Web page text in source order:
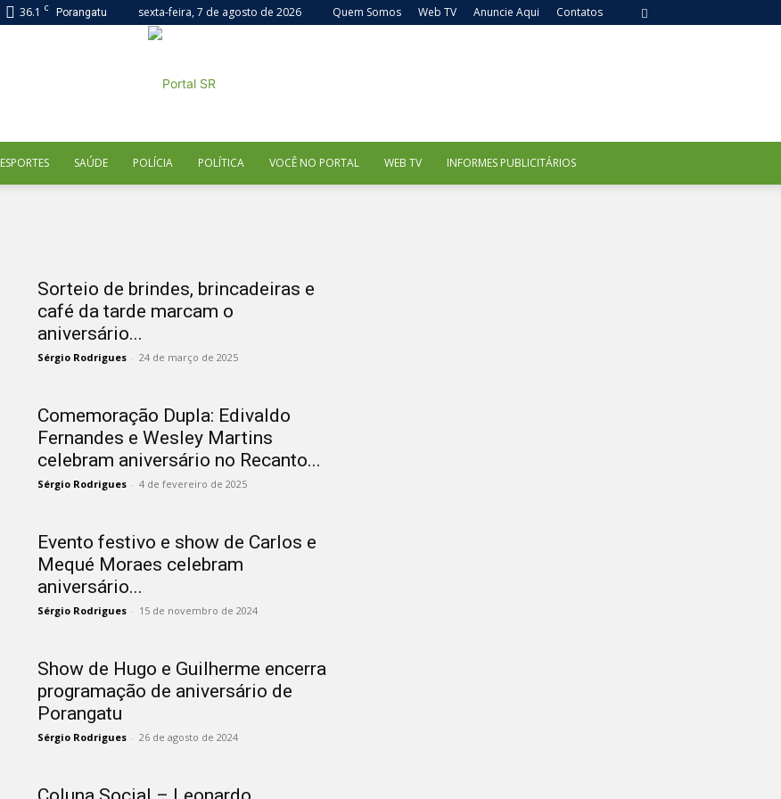
36.1 C Porangatu sexta-feira, 7 de agosto de 2026 Quem Somos Web TV Anuncie Aqui Contatos
SR
ESPORTES SAÚDE POLÍCIA POLÍTICA VOCÊ NO PORTAL WEB TV INFORMES PUBLICITÁRIOS
Sorteio de brindes, brincadeiras e
café da tarde marcam o
aniversário...
Sérgio Rodrigues - 24 de março de 2025
Comemoração Dupla: Edivaldo
Fernandes e Wesley Martins
celebram aniversário no Recanto...
Sérgio Rodrigues - 4 de fevereiro de 2025
Evento festivo e show de Carlos e
Mequé Moraes celebram
aniversário...
Sérgio Rodrigues - 15 de novembro de 2024
Show de Hugo e Guilherme encerra
programação de aniversário de
Porangatu
Sérgio Rodrigues - 26 de agosto de 2024